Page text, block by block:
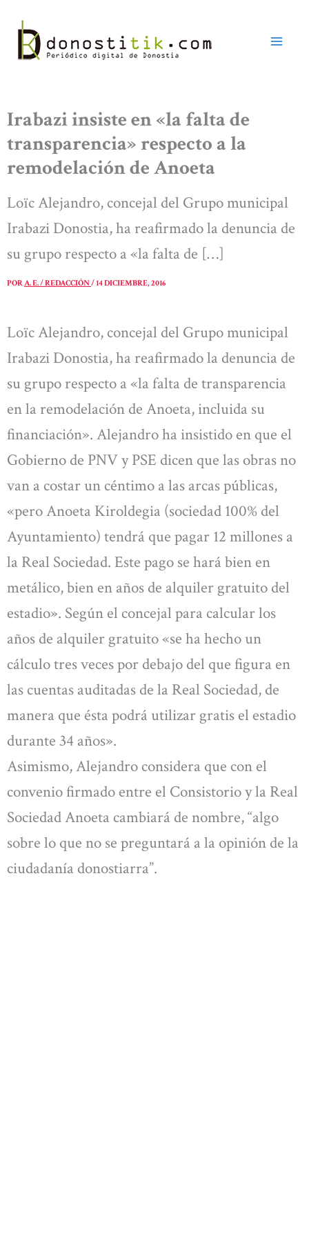
contenido
Irabazi insiste en «la falta de
transparencia» respecto a la
remodelación de Anoeta
Loïc Alejandro, concejal del Grupo municipal
Irabazi Donostia, ha reafirmado la denuncia de
su grupo respecto a «la falta de […]
PORA. E. / REDACCIÓN/14 DICIEMBRE, 2016
Loïc Alejandro, concejal del Grupo municipal
Irabazi Donostia, ha reafirmado la denuncia de
su grupo respecto a «la falta de transparencia
en la remodelación de Anoeta, incluida su
financiación». Alejandro ha insistido en que el
Gobierno de PNV y PSE dicen que las obras no
van a costar un céntimo a las arcas públicas,
«pero Anoeta Kiroldegia (sociedad 100% del
Ayuntamiento) tendrá que pagar 12 millones a
la Real Sociedad. Este pago se hará bien en
metálico, bien en años de alquiler gratuito del
estadio». Según el concejal para calcular los
años de alquiler gratuito «se ha hecho un
cálculo tres veces por debajo del que figura en
las cuentas auditadas de la Real Sociedad, de
manera que ésta podrá utilizar gratis el estadio
durante 34 años».
Asimismo, Alejandro considera que con el
convenio firmado entre el Consistorio y la Real
Sociedad Anoeta cambiará de nombre, “algo
sobre lo que no se preguntará a la opinión de la
ciudadanía donostiarra”.